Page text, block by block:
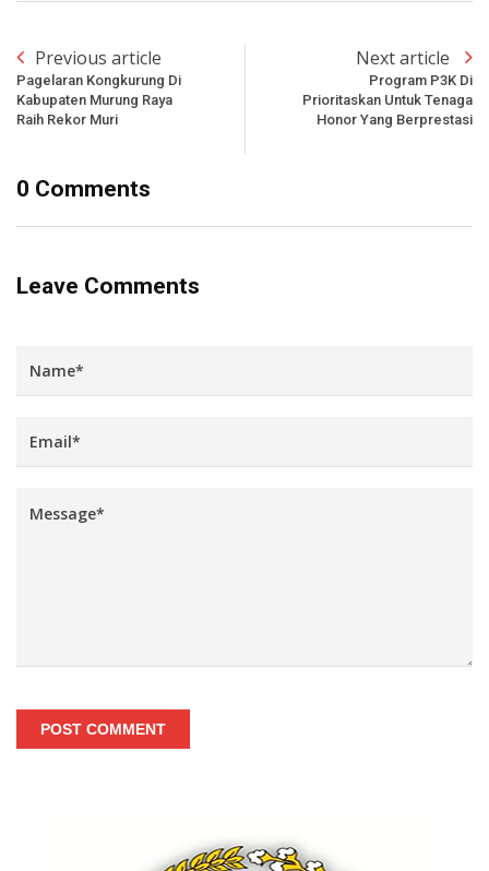
Previous article
Pagelaran Kongkurung Di
Kabupaten Murung Raya
Raih Rekor Muri
Next article
Program P3K Di
Prioritaskan Untuk Tenaga
Honor Yang Berprestasi
0 Comments
Leave Comments
POST COMMENT